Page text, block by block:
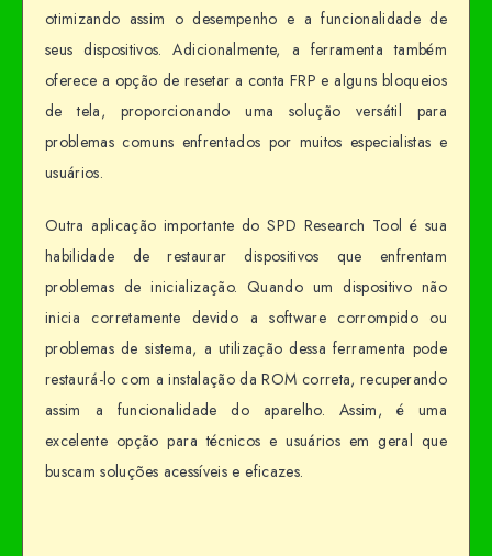
otimizando assim o desempenho e a funcionalidade de
seus dispositivos. Adicionalmente, a ferramenta também
oferece a opção de resetar a conta FRP e alguns bloqueios
de tela, proporcionando uma solução versátil para
problemas comuns enfrentados por muitos especialistas e
usuários.
Outra aplicação importante do SPD Research Tool é sua
habilidade de restaurar dispositivos que enfrentam
problemas de inicialização. Quando um dispositivo não
inicia corretamente devido a software corrompido ou
problemas de sistema, a utilização dessa ferramenta pode
restaurá-lo com a instalação da ROM correta, recuperando
assim a funcionalidade do aparelho. Assim, é uma
excelente opção para técnicos e usuários em geral que
buscam soluções acessíveis e eficazes.